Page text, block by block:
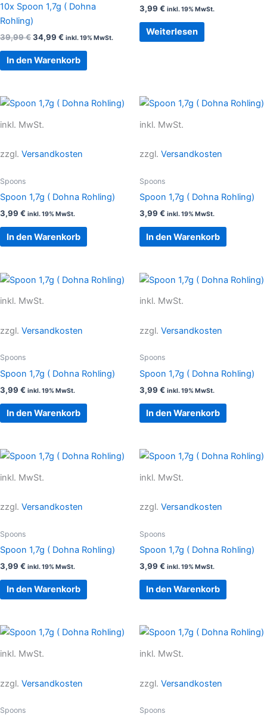
10x Spoon 1,7g ( Dohna
Rohling)
39,99€34,99 € inkl. 19% MwSt.
In den Warenkorb
3,99 € inkl. 19% MwSt.
Weiterlesen
inkl. MwSt.
zzgl. Versandkosten
Spoons
Spoon 1,7g ( Dohna Rohling)
3,99 € inkl. 19% MwSt.
In den Warenkorb
inkl. MwSt.
zzgl. Versandkosten
Spoons
Spoon 1,7g ( Dohna Rohling)
3,99 € inkl. 19% MwSt.
In den Warenkorb
inkl. MwSt.
zzgl. Versandkosten
Spoons
Spoon 1,7g ( Dohna Rohling)
3,99 € inkl. 19% MwSt.
In den Warenkorb
inkl. MwSt.
zzgl. Versandkosten
Spoons
Spoon 1,7g ( Dohna Rohling)
3,99 € inkl. 19% MwSt.
In den Warenkorb
inkl. MwSt.
zzgl. Versandkosten
Spoons
Spoon 1,7g ( Dohna Rohling)
3,99 € inkl. 19% MwSt.
In den Warenkorb
inkl. MwSt.
zzgl. Versandkosten
Spoons
Spoon 1,7g ( Dohna Rohling)
3,99 € inkl. 19% MwSt.
In den Warenkorb
inkl. MwSt.
zzgl. Versandkosten
Spoons
inkl. MwSt.
zzgl. Versandkosten
Spoons